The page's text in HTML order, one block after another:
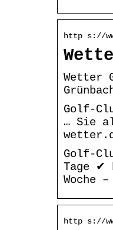
http s://
Wetter
Golf-
… Sie
Golf-
Tage ✔
Woche
http s://